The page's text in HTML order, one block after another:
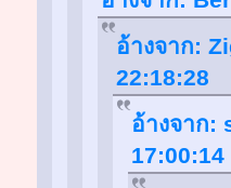
อ้างจาก:
22:18:28
อ้างจาก:
17:00:14